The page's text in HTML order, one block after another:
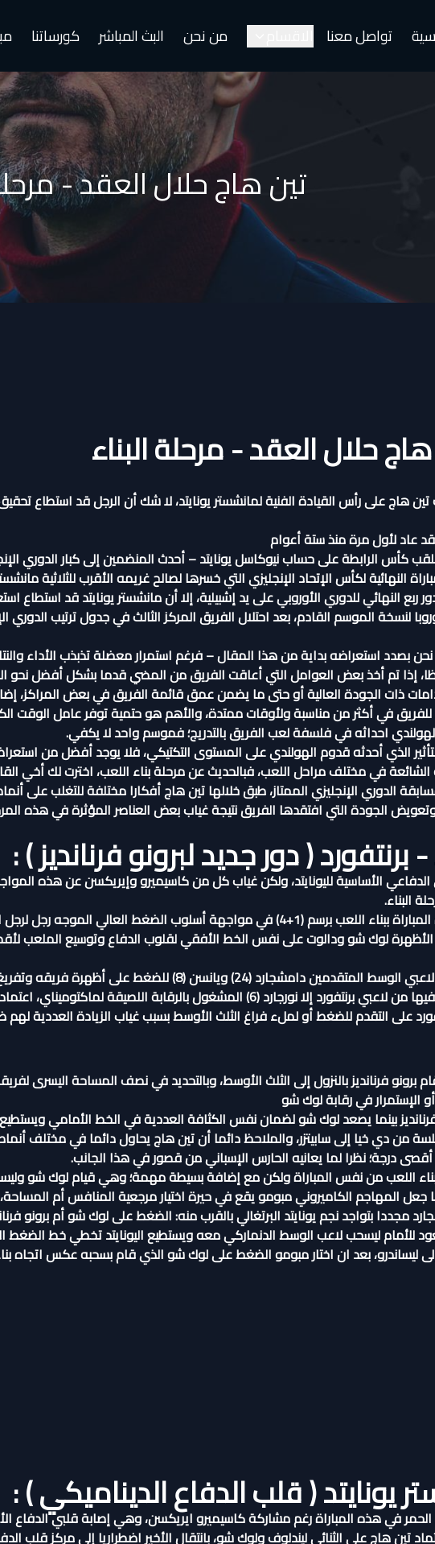
تواصل معنا من نحن البث المباشر كورساتنا
تين هاج حلال العقد -
حلال العقد - مرحلة البناء
هاج على رأس القيادة الفنية لمانشستر يونايتد، لا شك أن الرجل قد استطاع
عاد لأول مرة منذ ستة أعوام
كأس الرابطة على حساب نيوكاسل يونايتد – أحدث المنضمين إلى كبار الدوري
النهائية لكأس الإتحاد الإنجليزي التي خسرها لصالح غريمه الأقرب للثلاثية
ربع النهائي للدوري الأوروبي على يد إشبيلية، إلا أن مانشستر يونايتد قد استطاع
الموسم القادم، بعد احتلال الفريق المركز الثالث في جدول ترتيب الدوري
بصدد استعراضه بداية من هذا المقال – فرغم استمرار معضلة تذبذب الأداء
إذا تم أخذ بعض العوامل التي أعاقت الفريق من المضي قدما بشكل أفضل نحو
ذات الجودة العالية أو حتى ما يضمن عمق قائمة الفريق في بعض المراكز،
للفريق في أكثر من مناسبة ولأوقات ممتدة، والأهم هو حتمية توفر عامل الوقت
احداثه في فلسفة لعب الفريق بالتدريج؛ فموسم واحد لا يكفي.
الذي أحدثه قدوم الهولندي على المستوى التكتيكي، فلا يوجد أفضل من
الشائعة في مختلف مراحل اللعب، فبالحديث عن مرحلة بناء اللعب، اخترت لك أخي
الدوري الإنجليزي الممتاز، طبق خلالها تين هاج أفكارا مختلفة للتغلب على
الجودة التي افتقدها الفريق نتيجة غياب بعض العناصر المؤثرة في هذه
( دور جديد لبرونو فرنانديز ) :
الأساسية لليونايتد، ولكن غياب كل من كاسيميرو وإيريكسن عن هذه
البناء.
وبالتالي كان اختيار تين هاج في هذه المباراة ببناء اللعب برسم (1+4) في مواجهة أسلوب الضغط العالي الموجه
لوك شو ودالوت على نفس الخط الأفقي لقلوب الدفاع وتوسيع الملعب
الهدف الرئيسي لتين هاج كان سحب لاعبي الوسط المتقدمين دامشجارد (24) ويانسن (8) للضغط
شاسعة في الثلث الأوسط لا يتواجد فيها من لاعبي برنتفورد إلا نورجارد (6) المشغول بالرقابة اللصيقة
على التقدم للضغط أو لملء فراغ الثلث الأوسط بسبب غياب الزيادة العددية لهم
برونو فرنانديز بالنزول إلى الثلث الأوسط، وبالتحديد في نصف المساحة اليسرى
في رقابة لوك شو
بينما يصعد لوك شو لضمان نفس الكثافة العددية في الخط الأمامي
من دي خيا إلى سابيتزر، والملاحظ دائما أن تين هاج يحاول دائما في مختلف أنماط
درجة؛ نظرا لما يعانيه الحارس الإسباني من قصور في هذا الجانب.
اللعب من نفس المباراة ولكن مع إضافة بسيطة مهمة؛ وهي قيام لوك شو
ما جعل المهاجم الكاميروني مبومو يقع في حيرة اختيار مرجعية المنافس أم
مجددا بتواجد نجم يونايتد البرتغالي بالقرب منه: الضغط على لوك شو أم برونو
للأمام ليسحب لاعب الوسط الدنماركي معه ويستطيع اليونايتد تخطي خط الضغط
ليساندرو، بعد ان اختار مبومو الضغط على لوك شو الذي قام بسحبه عكس اتجاه
يونايتد ( قلب الدفاع الديناميكي ) :
في هذه المباراة رغم مشاركة كاسيميرو ايريكسن، وهي إصابة قلبي الدفاع
تين هاج على الثنائي ليندلوف ولوك شو، بانتقال الأخير اضطراريا إلى مركز قلب